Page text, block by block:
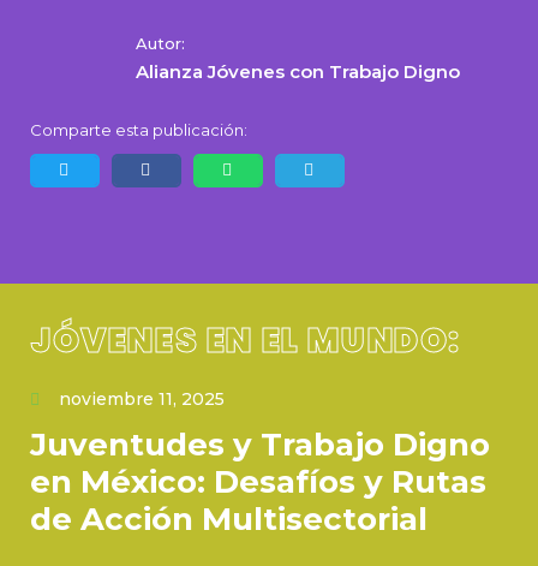
Autor:
Alianza Jóvenes con Trabajo Digno
Comparte esta publicación:
JÓVENES EN EL MUNDO:
noviembre 11, 2025
Juventudes y Trabajo Digno
en México: Desafíos y Rutas
de Acción Multisectorial